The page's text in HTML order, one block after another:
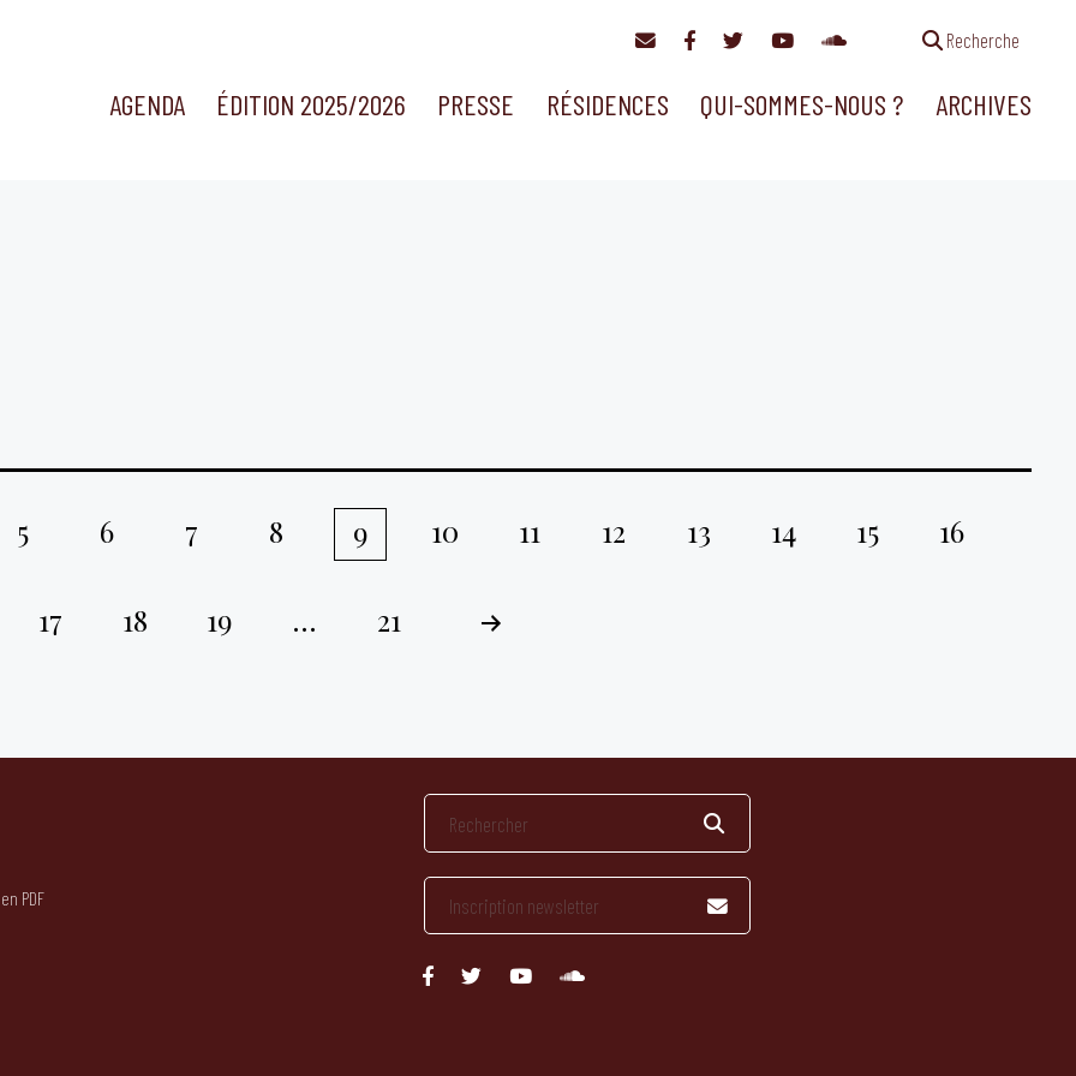
Recherche
AGENDA ÉDITION 2025/2026 PRESSE RÉSIDENCES QUI-SOMMES-NOUS ? ARCHIVES
5 6 7 8 9 10 11 12 13 14 15 16
17 18 19 … 21
PDF